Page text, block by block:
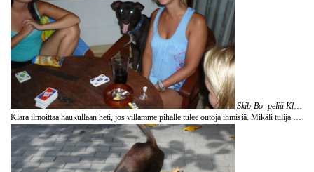
Skib-Bo -peliä Klaran kera
Klara ilmoittaa haukullaan heti, jos villamme pihalle tulee outoja ihmisiä. Mikäli tulija on joku meistä, se haukahtaa pari kertaa ja menee sitten noukkimaan maasta esimerkiksi puun lehden, puukepin, uhrilahjan tai mitä tahansa maasta irtoavaa ja kuljettaa sitä suussaan, kunnes se on saanut tarpeeksi rapsutuksia. Tämän jälkeen se unohtaa kantamuksensa olohuoneemme lattialle. Tämä on jokseenkin kummallinen tapa, se nimittäin tekee näin ainoastaan silloin, kun palaamme jostain kotiin.